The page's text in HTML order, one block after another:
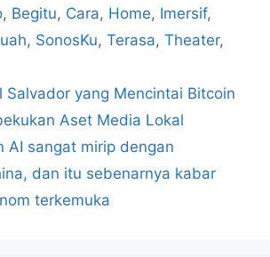
, Begitu, Cara, Home, Imersif,
, SonosKu, Terasa, Theater,
Salvador yang Mencintai Bitcoin
Aset Media Lokal
AI sangat mirip dengan
dan itu sebenarnya kabar
terkemuka